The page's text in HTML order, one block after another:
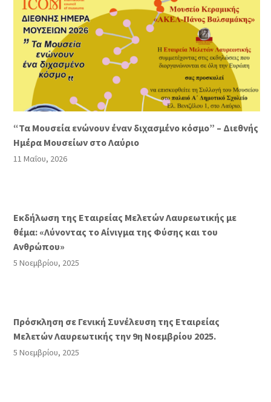
“Τα Μουσεία ενώνουν έναν διχασμένο κόσμο” – Διεθνής
Ημέρα Μουσείων στο Λαύριο
11 Μαΐου, 2026
Eκδήλωση της Εταιρείας Μελετών Λαυρεωτικής με
θέμα: «Λύνοντας το Αίνιγμα της Φύσης και του
Ανθρώπου»
5 Νοεμβρίου, 2025
Πρόσκληση σε Γενική Συνέλευση της Εταιρείας
Μελετών Λαυρεωτικής την 9η Νοεμβρίου 2025.
5 Νοεμβρίου, 2025